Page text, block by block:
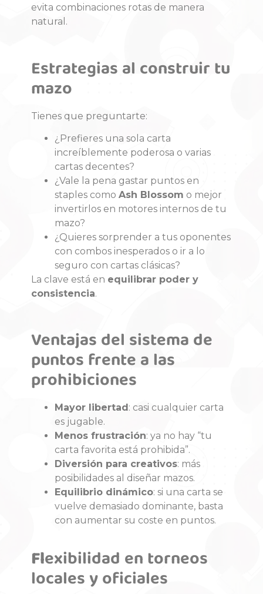
evita combinaciones rotas de manera
natural.
Estrategias al construir tu
mazo
Tienes que preguntarte:
¿Prefieres una sola carta
increíblemente poderosa o varias
cartas decentes?
¿Vale la pena gastar puntos en
staples como Ash Blossom o mejor
invertirlos en motores internos de tu
mazo?
¿Quieres sorprender a tus oponentes
con combos inesperados o ir a lo
seguro con cartas clásicas?
La clave está en equilibrar poder y
consistencia.
Ventajas del sistema de
puntos frente a las
prohibiciones
Mayor libertad : casi cualquier carta
es jugable.
Menos frustración: ya no hay “tu
carta favorita está prohibida”.
Diversión para creativos: más
posibilidades al diseñar mazos.
Equilibrio dinámico: si una carta se
vuelve demasiado dominante, basta
con aumentar su coste en puntos.
Flexibilidad en torneos
locales y oficiales